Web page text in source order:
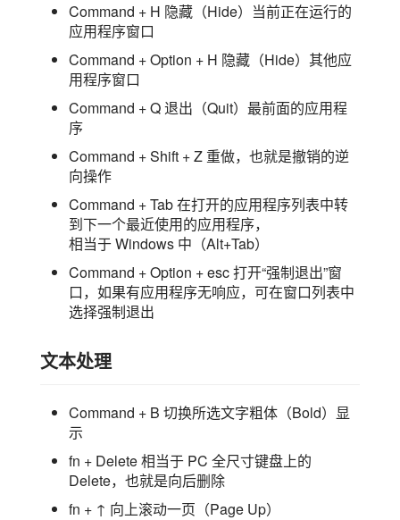
Command + H 隐藏（Hide）当前正在运行的
应用程序窗口
Command + Option + H 隐藏（Hide）其他应
用程序窗口
Command + Q 退出（Quit）最前面的应用程
序
Command + Shift + Z 重做，也就是撤销的逆
向操作
Command + Tab 在打开的应用程序列表中转
到下一个最近使用的应用程序，
相当于 Windows 中（Alt+Tab）
Command + Option + esc 打开“强制退出”窗
口，如果有应用程序无响应，可在窗口列表中
选择强制退出
文本处理
Command + B 切换所选文字粗体（Bold）显
示
fn + Delete 相当于 PC 全尺寸键盘上的
Delete，也就是向后删除
fn + ↑ 向上滚动一页（Page Up）